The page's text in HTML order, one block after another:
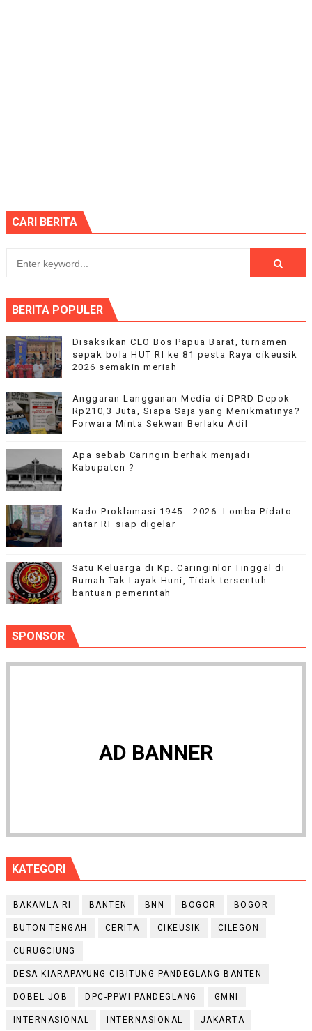
CARI BERITA
BERITA POPULER
Disaksikan CEO Bos Papua Barat, turnamen
sepak bola HUT RI ke 81 pesta Raya cikeusik
2026 semakin meriah
Anggaran Langganan Media di DPRD Depok
Rp210,3 Juta, Siapa Saja yang Menikmatinya?
Forwara Minta Sekwan Berlaku Adil
Apa sebab Caringin berhak menjadi
Kabupaten ?
Kado Proklamasi 1945 - 2026. Lomba Pidato
antar RT siap digelar
Satu Keluarga di Kp. Caringinlor Tinggal di
Rumah Tak Layak Huni, Tidak tersentuh
bantuan pemerintah
SPONSOR
AD BANNER
KATEGORI
BAKAMLA RI BANTEN BNN BOGOR BOGOR
BUTON TENGAH CERITA CIKEUSIK CILEGON
CURUGCIUNG
DESA KIARAPAYUNG CIBITUNG PANDEGLANG BANTEN
DOBEL JOB DPC-PPWI PANDEGLANG GMNI
INTERNASIONAL INTERNASIONAL JAKARTA